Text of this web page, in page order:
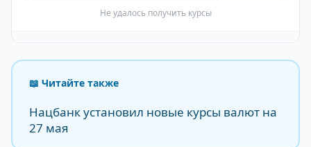
Не удалось получить курсы
📖 Читайте также
Нацбанк установил новые курсы валют на
27 мая